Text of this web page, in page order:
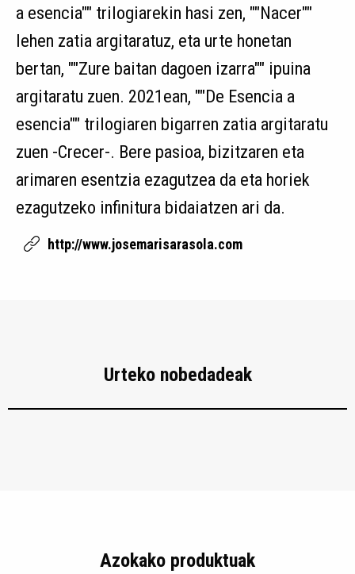
a esencia"" trilogiarekin hasi zen, ""Nacer""
lehen zatia argitaratuz, eta urte honetan
bertan, ""Zure baitan dagoen izarra"" ipuina
argitaratu zuen. 2021ean, ""De Esencia a
esencia"" trilogiaren bigarren zatia argitaratu
zuen -Crecer-. Bere pasioa, bizitzaren eta
arimaren esentzia ezagutzea da eta horiek
ezagutzeko infinitura bidaiatzen ari da.
http://www.josemarisarasola.com
Urteko nobedadeak
Azokako produktuak